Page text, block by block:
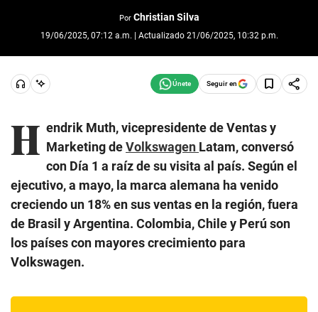
Por Christian Silva
19/06/2025, 07:12 a.m. | Actualizado 21/06/2025, 10:32 p.m.
Seguir en
H endrik Muth, vicepresidente de Ventas y
Marketing deVolkswagen Latam, conversó
con Día 1 a raíz de su visita al país. Según el
ejecutivo, a mayo, la marca alemana ha venido
creciendo un 18% en sus ventas en la región, fuera
de Brasil y Argentina. Colombia, Chile y Perú son
los países con mayores crecimiento para
Volkswagen.